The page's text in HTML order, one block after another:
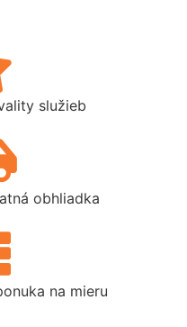
služieb
obhliadka
na mieru